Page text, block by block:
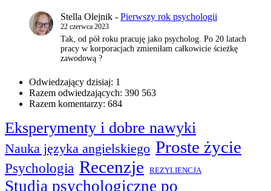
Stella Olejnik - Pierwszy rok psychologii
22 czerwca 2023
Tak, od pół roku pracuję jako psycholog. Po 20 latach
pracy w korporacjach zmieniłam całkowicie ścieżkę
zawodową ?
Odwiedzający dzisiaj: 1
Razem odwiedzających: 390 563
Razem komentarzy: 684
Eksperymenty i dobre nawyki
Nauka języka angielskiego Proste życie
Psychologia Recenzje REZYLIENCJA
Studia psychologiczne po